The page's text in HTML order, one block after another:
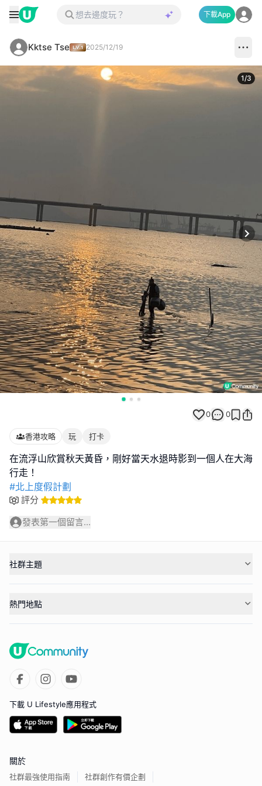
下載App
Kktse Tse 2025/12/19
1/3
0 0
香港攻略 玩 打卡
在流浮山欣賞秋天黃昏，剛好當天水退時影到一個人在大海
#北上度假計劃
評分
發表第一個留言...
社群主題
熱門地點
下載 U Lifestyle應用程式
關於
社群最強使用指南 社群創作有價企劃